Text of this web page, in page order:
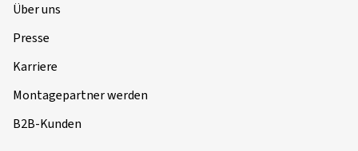
Über uns
Presse
Karriere
Montagepartner werden
B2B-Kunden